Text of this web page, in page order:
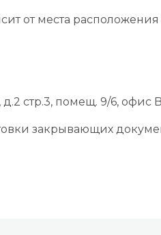
от места
стр.3, помещ. 9/6, офис
закрывающих